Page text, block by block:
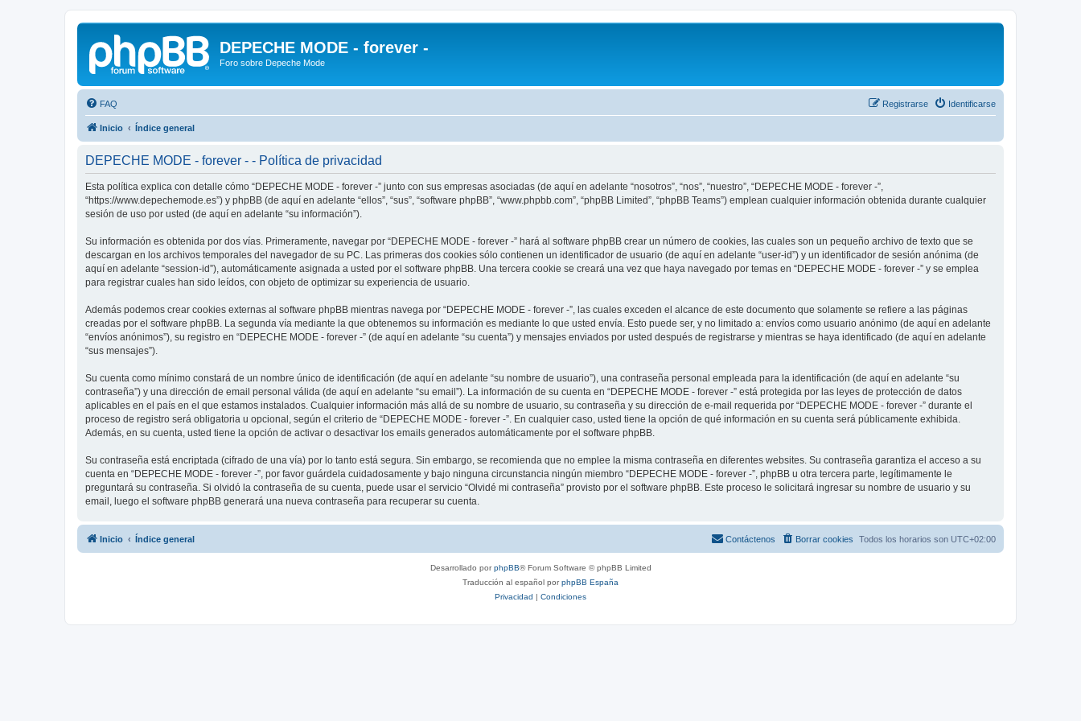
DEPECHE MODE - forever -
Foro sobre Depeche Mode
FAQ Identificarse
Registrarse
Inicio Índice general
DEPECHE MODE - forever - - Política de privacidad
Esta política explica con detalle cómo “DEPECHE MODE - forever -” junto con sus empresas asociadas (de aquí en adelante “nosotros”, “nos”, “nuestro”, “DEPECHE MODE - forever -”,
“https://www.depechemode.es”) y phpBB (de aquí en adelante “ellos”, “sus”, “software phpBB”, “www.phpbb.com”, “phpBB Limited”, “phpBB Teams”) emplean cualquier información obtenida durante cualquier
sesión de uso por usted (de aquí en adelante “su información”).
Su información es obtenida por dos vías. Primeramente, navegar por “DEPECHE MODE - forever -” hará al software phpBB crear un número de cookies, las cuales son un pequeño archivo de texto que se
descargan en los archivos temporales del navegador de su PC. Las primeras dos cookies sólo contienen un identificador de usuario (de aquí en adelante “user-id”) y un identificador de sesión anónima (de
aquí en adelante “session-id”), automáticamente asignada a usted por el software phpBB. Una tercera cookie se creará una vez que haya navegado por temas en “DEPECHE MODE - forever -” y se emplea
para registrar cuales han sido leídos, con objeto de optimizar su experiencia de usuario.
Además podemos crear cookies externas al software phpBB mientras navega por “DEPECHE MODE - forever -”, las cuales exceden el alcance de este documento que solamente se refiere a las páginas
creadas por el software phpBB. La segunda vía mediante la que obtenemos su información es mediante lo que usted envía. Esto puede ser, y no limitado a: envíos como usuario anónimo (de aquí en adelante
“envíos anónimos”), su registro en “DEPECHE MODE - forever -” (de aquí en adelante “su cuenta”) y mensajes enviados por usted después de registrarse y mientras se haya identificado (de aquí en adelante
“sus mensajes”).
Su cuenta como mínimo constará de un nombre único de identificación (de aquí en adelante “su nombre de usuario”), una contraseña personal empleada para la identificación (de aquí en adelante “su
contraseña”) y una dirección de email personal válida (de aquí en adelante “su email”). La información de su cuenta en “DEPECHE MODE - forever -” está protegida por las leyes de protección de datos
aplicables en el país en el que estamos instalados. Cualquier información más allá de su nombre de usuario, su contraseña y su dirección de e-mail requerida por “DEPECHE MODE - forever -” durante el
proceso de registro será obligatoria u opcional, según el criterio de “DEPECHE MODE - forever -”. En cualquier caso, usted tiene la opción de qué información en su cuenta será públicamente exhibida.
Además, en su cuenta, usted tiene la opción de activar o desactivar los emails generados automáticamente por el software phpBB.
Su contraseña está encriptada (cifrado de una vía) por lo tanto está segura. Sin embargo, se recomienda que no emplee la misma contraseña en diferentes websites. Su contraseña garantiza el acceso a su
cuenta en “DEPECHE MODE - forever -”, por favor guárdela cuidadosamente y bajo ninguna circunstancia ningún miembro “DEPECHE MODE - forever -”, phpBB u otra tercera parte, legítimamente le
preguntará su contraseña. Si olvidó la contraseña de su cuenta, puede usar el servicio “Olvidé mi contraseña” provisto por el software phpBB. Este proceso le solicitará ingresar su nombre de usuario y su
email, luego el software phpBB generará una nueva contraseña para recuperar su cuenta.
Inicio Índice general Todos los horarios son UTC+02:00
Borrar cookies
Contáctenos
Desarrollado porphpBB® Forum Software © phpBB Limited
Traducción al español porphpBB España
Privacidad | Condiciones